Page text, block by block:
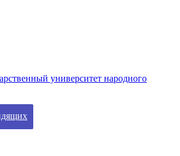
университет народного